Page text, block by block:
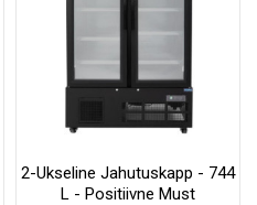
2-Ukseline Jahutuskapp - 744
L - Positiivne Must